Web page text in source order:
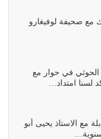
كتاب الله والتعدي
وعن هدى الله
للشيطان كلما كانوا
مع صحيفة لوفيغارو
الحوثي في حوار مع
لسنا امتداد…
مع الاستاذ يحيى أبو